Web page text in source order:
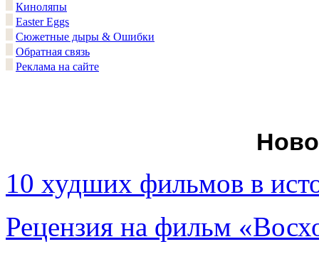
Киноляпы
Easter Eggs
Сюжетные дыры & Ошибки
Обратная связь
Реклама на сайте
10 худших фильмов в
Рецензия на фильм